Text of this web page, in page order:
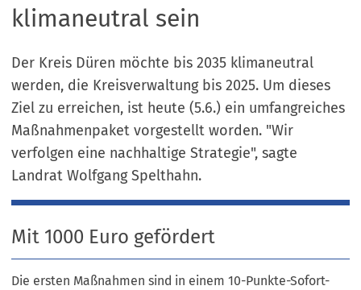
klimaneutral sein
Der Kreis Düren möchte bis 2035 klimaneutral
werden, die Kreisverwaltung bis 2025. Um dieses
Ziel zu erreichen, ist heute (5.6.) ein umfangreiches
Maßnahmenpaket vorgestellt worden. "Wir
verfolgen eine nachhaltige Strategie", sagte
Landrat Wolfgang Spelthahn.
Mit 1000 Euro gefördert
Die ersten Maßnahmen sind in einem 10-Punkte-Sofort-